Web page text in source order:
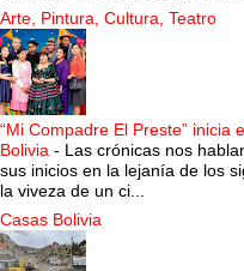
Arte, Pintura, Cultura, Teatro
“Mi Compadre El Preste” inicia
Bolivia - Las crónicas nos
sus inicios en la lejanía de los
la viveza de un ci...
Casas Bolivia